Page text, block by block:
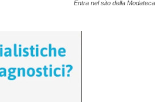
Entra nel sito della Modateca